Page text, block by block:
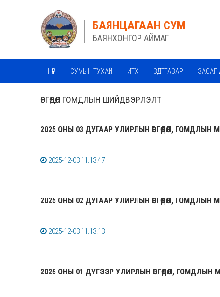
БАЯНЦАГААН СУМ
БАЯНХОНГОР АЙМАГ
НҮҮР СУМЫН ТУХАЙ ИТХ ЗДТГАЗАР ЗАСАГ
ӨРГӨДӨЛ ГОМДЛЫН ШИЙДВЭРЛЭЛТ
2025 ОНЫ 03 ДУГААР УЛИРЛЫН ӨРГӨДӨЛ, ГОМДЛЫН
...
2025-12-03 11:13:47
2025 ОНЫ 02 ДУГААР УЛИРЛЫН ӨРГӨДӨЛ, ГОМДЛЫН
...
2025-12-03 11:13:13
2025 ОНЫ 01 ДҮГЭЭР УЛИРЛЫН ӨРГӨДӨЛ, ГОМДЛЫН
...